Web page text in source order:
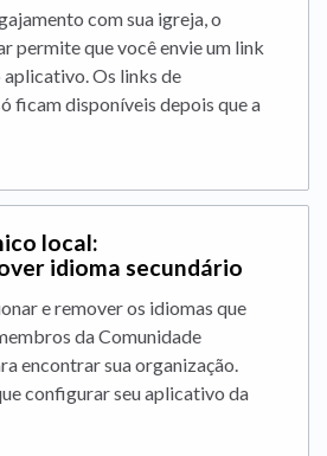
com sua igreja, o
permite que você envie um link
aplicativo. Os links de
ficam disponíveis depois que a
local:
idioma secundário
e remover os idiomas que
da Comunidade
encontrar sua organização.
configurar seu aplicativo da